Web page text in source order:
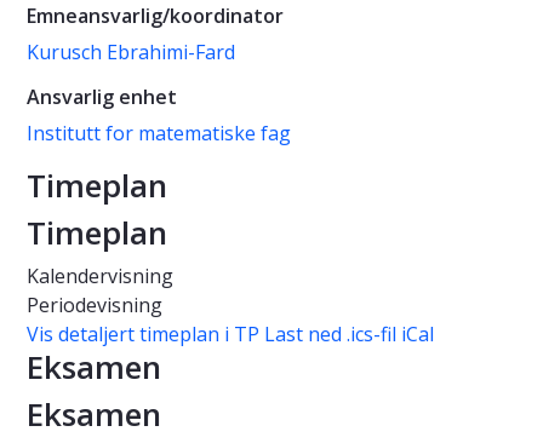
Emneansvarlig/koordinator
Kurusch Ebrahimi-Fard
Ansvarlig enhet
Institutt for matematiske fag
Timeplan
Timeplan
Kalendervisning
Periodevisning
Vis detaljert timeplan i TP Last ned .ics-fil iCal
Eksamen
Eksamen